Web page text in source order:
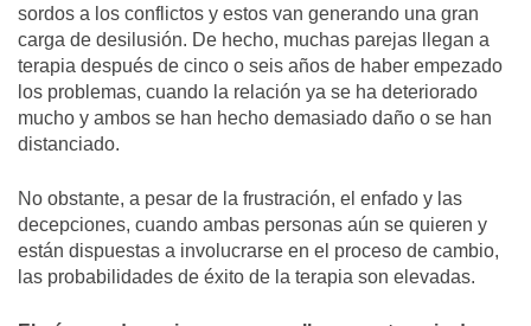
sordos a los conflictos y estos van generando una gran
carga de desilusión. De hecho, muchas parejas llegan a
terapia después de cinco o seis años de haber empezado
los problemas, cuando la relación ya se ha deteriorado
mucho y ambos se han hecho demasiado daño o se han
distanciado.
No obstante, a pesar de la frustración, el enfado y las
decepciones, cuando ambas personas aún se quieren y
están dispuestas a involucrarse en el proceso de cambio,
las probabilidades de éxito de la terapia son elevadas.